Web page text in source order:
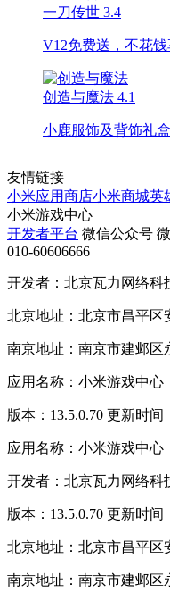
一刀传世 3.4
V12免费送，不花钱
创造与魔法 4.1
小鹿服饰及背饰礼
友情链接
小米应用商店小米商城英
小米游戏中心
开发者平台 微信公众号
010-60606666
开发者：北京瓦力网络科
北京地址：北京市昌平区
南京地址：南京市建邺区
应用名称：小米游戏中心
版本：13.5.0.70 更新时间
应用名称：小米游戏中心
开发者：北京瓦力网络科
版本：13.5.0.70 更新时间
北京地址：北京市昌平区
南京地址：南京市建邺区